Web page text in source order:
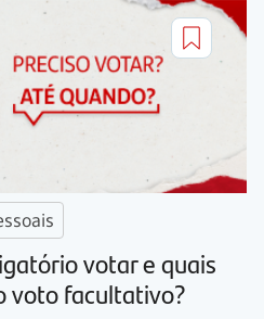
votar e quais
voto facultativo?